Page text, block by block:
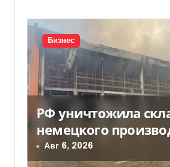
и
с
я
м
Бизнес
РФ уничтожила
немецкого
моторных масел и
смазочных масел
Авг 6, 2026